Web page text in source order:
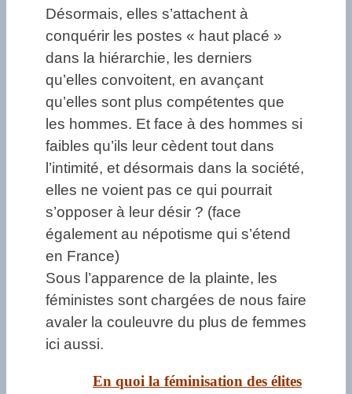
Désormais, elles s’attachent à
conquérir les postes « haut placé »
dans la hiérarchie, les derniers
qu’elles convoitent, en avançant
qu’elles sont plus compétentes que
les hommes. Et face à des hommes si
faibles qu’ils leur cèdent tout dans
l’intimité, et désormais dans la société,
elles ne voient pas ce qui pourrait
s’opposer à leur désir ? (face
également au népotisme qui s’étend
en France)
Sous l’apparence de la plainte, les
féministes sont chargées de nous faire
avaler la couleuvre du plus de femmes
ici aussi.
En quoi la féminisation des élites